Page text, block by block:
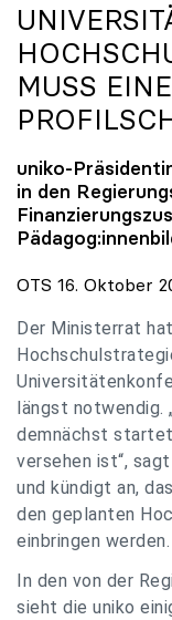
MUSS EINE
uniko-
in den
OTS 16. Oktober
Der Ministerrat
längst notwendig.
demnächst
versehen ist“,
und kündigt an,
den geplanten
einbringen werden.
In den von der
sieht die uniko